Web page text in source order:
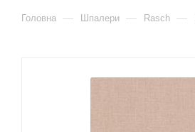
Головна — Шпалери — Rasch —